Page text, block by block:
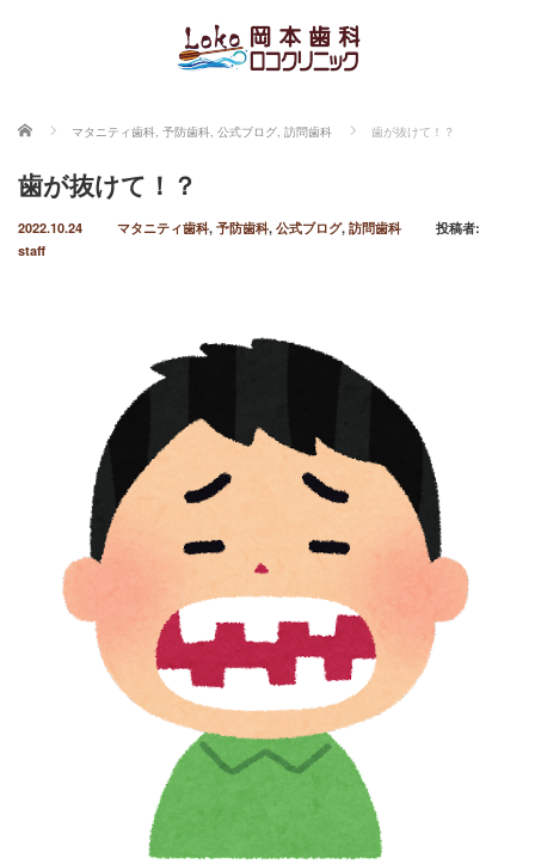
ホーム マタニティ歯科, 予防歯科, 公式ブログ, 訪問歯科 歯が抜けて！？
歯が抜けて！？
2022.10.24 マタニティ歯科, 予防歯科, 公式ブログ, 訪問歯科
投稿者:
staff